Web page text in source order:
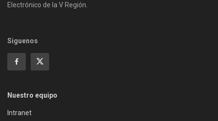
Electrónico de la V Región.
Siguenos
Nuestro equipo
Intranet